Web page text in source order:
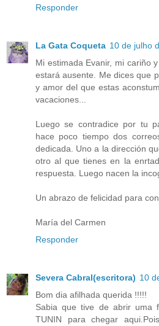
Responder
La Gata Coqueta 10 de julho
Mi estimada Evanir, mi cariño
estará ausente. Me dices que
y amor del que estas
vacaciones...
Luego se contradice por tu
hace poco tiempo dos
dedicada. Uno a la dirección
otro al que tienes en la
respuesta. Luego nacen la
Un abrazo de felicidad para
María del Carmen
Responder
Severa Cabral(escritora) 10
Bom dia afilhada querida !!!!!
Sabia que tive de abrir uma
TUNIN para chegar